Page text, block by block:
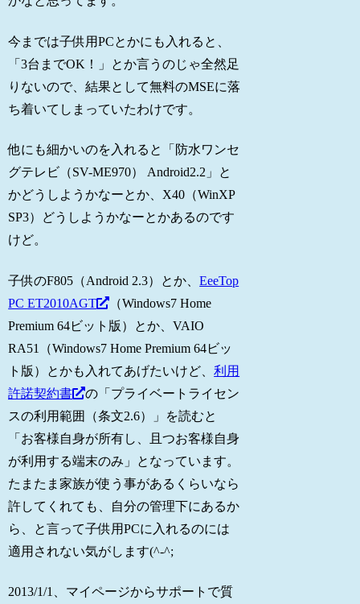
今までは子供用PCとかにも入れると、
「3台までOK！」とか言うのじゃ全然足
りないので、結果として無料のMSEに落
ち着いてしまっていたわけです。
他にも細かいのを入れると「防水ワンセ
グテレビ（SV-ME970） Android2.2」と
かどうしようかなーとか、X40（WinXP
SP3）どうしようかなーとかあるのです
けど。
子供のF805（Android 2.3）とか、EeeTop
PC ET2010AGT
（Windows7 Home
Premium 64ビット版）とか、VAIO
RA51（Windows7 Home Premium 64ビッ
ト版）とかも入れてあげたいけど、利用
許諾契約書
の「プライベートライセン
スの利用範囲（条文2.6）」を読むと
「お客様自身が所有し、且つお客様自身
が利用する端末のみ」となっています。
たまたま家族が使う事があるくらいなら
許してくれても、自分の管理下にあるか
ら、と言って子供用PCに入れるのには
適用されない気がします(^-^;
2013/1/1、マイページからサポートで質